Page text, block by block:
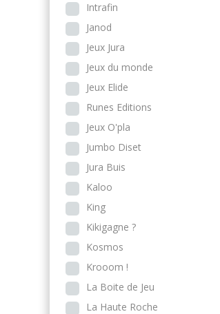
Intrafin
Janod
Jeux Jura
Jeux du monde
Jeux Elide
Runes Editions
Jeux O'pla
Jumbo Diset
Jura Buis
Kaloo
King
Kikigagne ?
Kosmos
Krooom !
La Boite de Jeu
La Haute Roche